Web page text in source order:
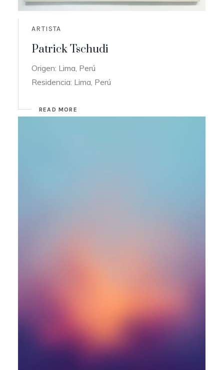
ARTISTA
Patrick Tschudi
Origen: Lima, Perú
Residencia: Lima, Perú
READ MORE